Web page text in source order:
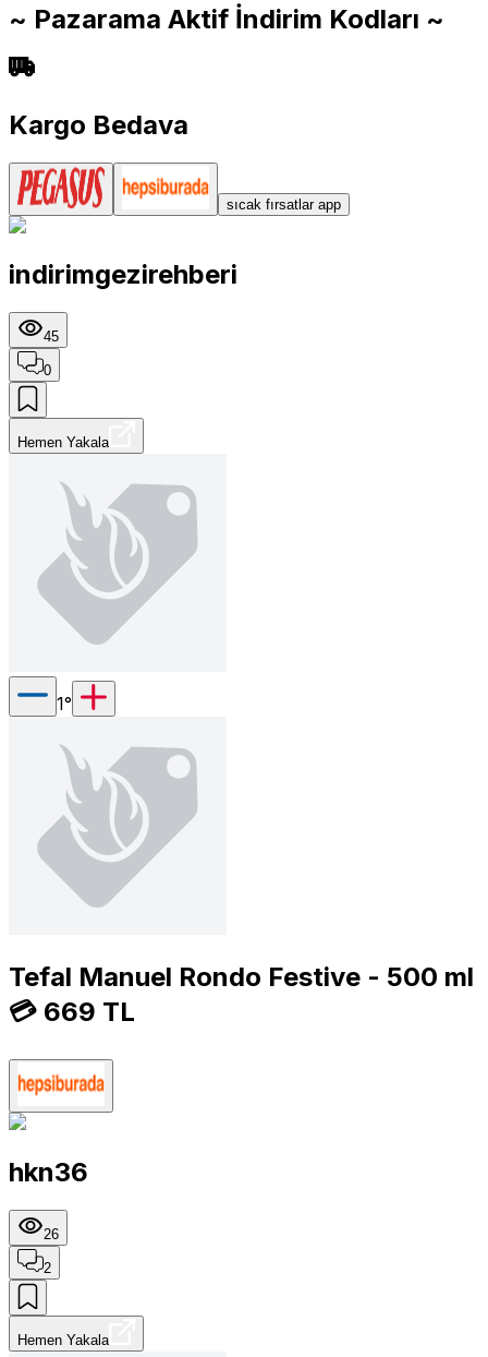
~ Pazarama Aktif İndirim Kodları ~
Kargo Bedava
sıcak fırsatlar app
indirimgezirehberi
45
0
Hemen Yakala
1°
Tefal Manuel Rondo Festive - 500 ml
💳 669 TL
hkn36
26
2
Hemen Yakala